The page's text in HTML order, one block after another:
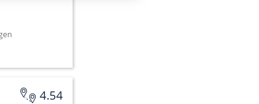
4.54